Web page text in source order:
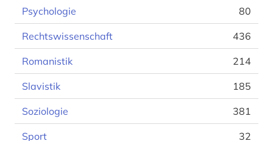
Psychologie 80
Rechtswissenschaft 436
Romanistik 214
Slavistik 185
Soziologie 381
Sport 32